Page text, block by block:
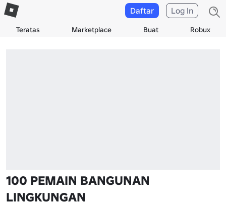
Teratas Marketplace Buat Robux
Daftar Log In
100 PEMAIN BANGUNAN
LINGKUNGAN